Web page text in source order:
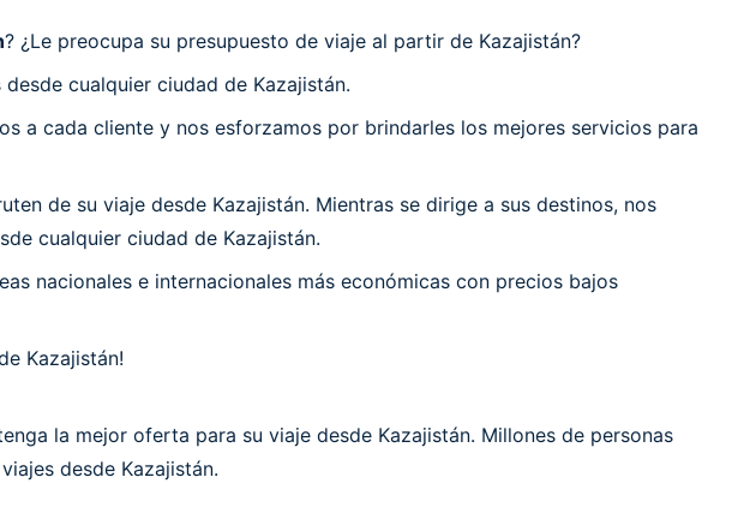
? ¿Le preocupa su presupuesto de viaje al partir de Kazajistán?
cualquier ciudad de Kazajistán.
a cada cliente y nos esforzamos por brindarles los mejores servicios para
de su viaje desde Kazajistán. Mientras se dirige a sus destinos, nos
cualquier ciudad de Kazajistán.
nacionales e internacionales más económicas con precios bajos
Kazajistán!
la mejor oferta para su viaje desde Kazajistán. Millones de personas
desde Kazajistán.